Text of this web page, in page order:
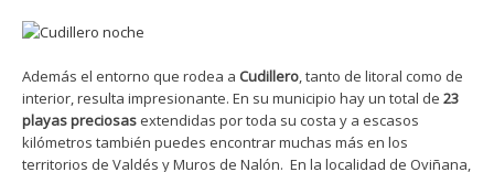
Además el entorno que rodea a Cudillero, tanto de litoral como de
interior, resulta impresionante. En su municipio hay un total de 23
playas preciosas extendidas por toda su costa y a escasos
kilómetros también puedes encontrar muchas más en los
territorios de Valdés y Muros de Nalón. En la localidad de Oviñana,